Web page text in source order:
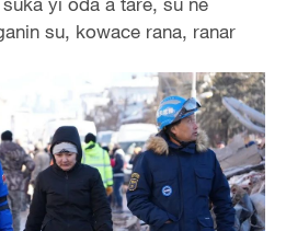
su, kowace rana, ranar